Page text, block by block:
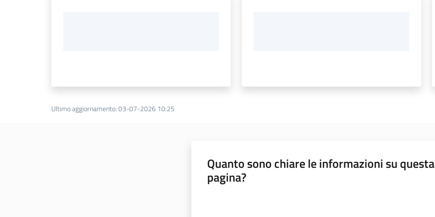
Ultimo aggiornamento:03-07-2026 10:25
Quanto sono chiare le informazioni su questa
pagina?